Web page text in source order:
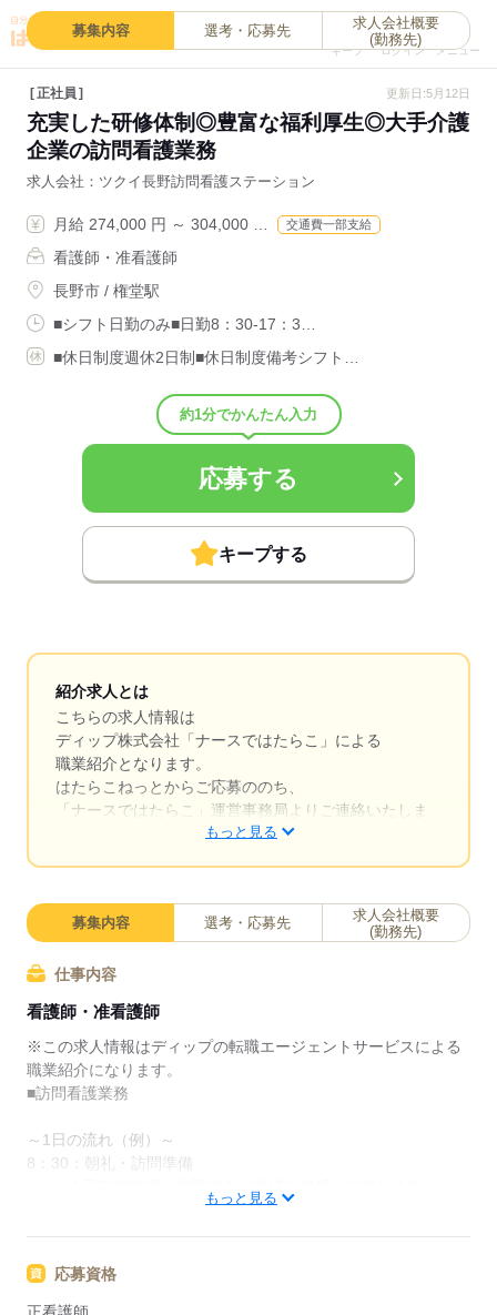
キープ
0
ログイン メニュー
募集内容 選考・応募先
求人会社概要
(勤務先)
正社員 更新日:5月12日
充実した研修体制◎豊富な福利厚生◎大手介護
企業の訪問看護業務
求人会社 ツクイ長野訪問看護ステーション
月給 274,000 円 ～ 304,000 … 交通費一部支給
看護師・准看護師
長野市 / 権堂駅
■シフト日勤のみ■日勤8：30-17：3…
■休日制度週休2日制■休日制度備考シフト…
約1分でかんたん入力
応募する
キープする
紹介求人とは
こちらの求人情報は
ディップ株式会社「ナースではたらこ」による
職業紹介となります。
はたらこねっとからご応募ののち、
「ナースではたらこ」運営事務局よりご連絡いたしま
求職中の看護師さんの転職を専任の
キャリアアドバイザーが入職まで無料でサポートいた
日本最大級の求人情報の中からぴったりな求人をご紹
介。
履歴書作成のアドバイスや面接日の調整だけでなく、
お給料、お休み、入職時期の交渉もサポートします。
【もちろん無料】
費用は一切かかりません。
もっと見る
募集内容 選考・応募先
求人会社概要
(勤務先)
仕事内容
看護師・准看護師
※この求人情報はディップの転職エージェントサービスによる
職業紹介になります。
■訪問看護業務
～1日の流れ（例）～
8：30：朝礼・訪問準備
L午前中に3-4件。1件30-60分ほどで、自転車か車で移動
サービス担当者会議や退院カンファレンスへの参加もあ
ります。
もっと見る
応募資格